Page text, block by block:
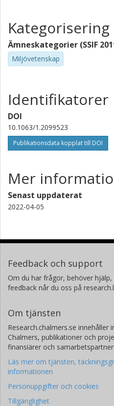
Kategorisering
Ämneskategorier (SSIF
Miljövetenskap
Identifikatorer
DOI
10.1063/1.2099523
Publikationsdata kopplat till DOI
Mer
Senast uppdaterat
2022-04-05
Feedback och support
Om du har frågor, behöver
feedback når du oss på
Om tjänsten
Research.chalmers.se
Chalmers, publikationer och
finansiärer och
Läs mer om tjänsten,
informationen
Personuppgifter och cookies
Tillgänglighet